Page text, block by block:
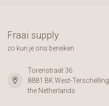
Fraai supply
zo kun je ons bereiken
Torenstraat 36
8881 BK West-Terschelling
the Netherlands